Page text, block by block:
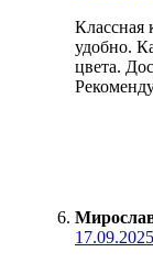
Классная
удобно.
цвета.
17.09.2025